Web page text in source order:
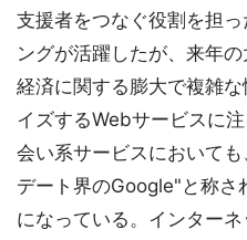
支援者をつなぐ役割を担
ングが活躍したが、来年
経済に関する膨大で複雑
イズするWebサービスに
会い系サービスにおいて
デート界のGoogle"と称さ
になっている。インター